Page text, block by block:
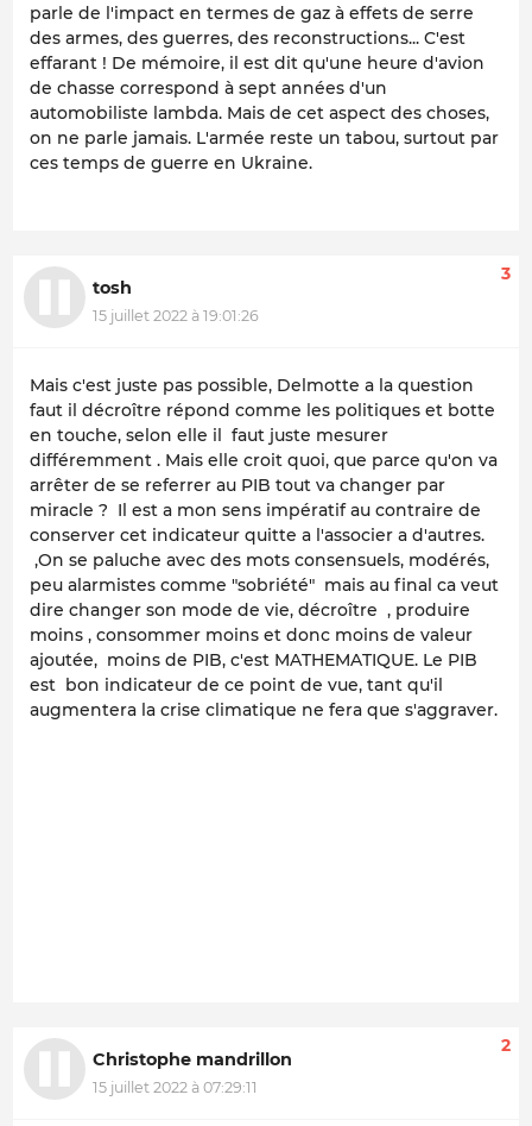
parle de l'impact en termes de gaz à effets de serre
des armes, des guerres, des reconstructions... C'est
effarant ! De mémoire, il est dit qu'une heure d'avion
de chasse correspond à sept années d'un
automobiliste lambda. Mais de cet aspect des choses,
on ne parle jamais. L'armée reste un tabou, surtout par
ces temps de guerre en Ukraine.
tosh
15 juillet 2022 à 19:01:26
3
Mais c'est juste pas possible, Delmotte a la question
faut il décroître répond comme les politiques et botte
en touche, selon elle il faut juste mesurer
différemment . Mais elle croit quoi, que parce qu'on va
arrêter de se referrer au PIB tout va changer par
miracle ? Il est a mon sens impératif au contraire de
conserver cet indicateur quitte a l'associer a d'autres.
,On se paluche avec des mots consensuels, modérés,
peu alarmistes comme "sobriété" mais au final ca veut
dire changer son mode de vie, décroître , produire
moins , consommer moins et donc moins de valeur
ajoutée, moins de PIB, c'est MATHEMATIQUE. Le PIB
est bon indicateur de ce point de vue, tant qu'il
augmentera la crise climatique ne fera que s'aggraver.
Christophe mandrillon
15 juillet 2022 à 07:29:11
2